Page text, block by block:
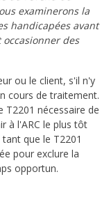
examinerons la
handicapées avant
des
ou le client, s'il n'y
cours de traitement.
T2201 nécessaire de
à l'ARC le plus tôt
que le T2201
pour exclure la
opportun.